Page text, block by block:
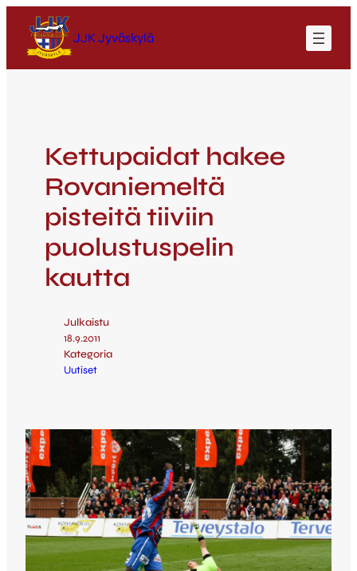
JJK Jyväskylä
Kettupaidat hakee
Rovaniemeltä
pisteitä tiiviin
puolustuspelin
kautta
Julkaistu
18.9.2011
Kategoria
Uutiset